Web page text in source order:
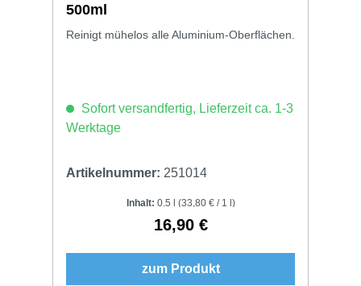
500ml
Reinigt mühelos alle Aluminium-Oberflächen.
Sofort versandfertig, Lieferzeit ca. 1-3
Werktage
Artikelnummer: 251014
Inhalt: 0.5 l (33,80 € / 1 l)
Regulärer Preis:
16,90 €
zum Produkt